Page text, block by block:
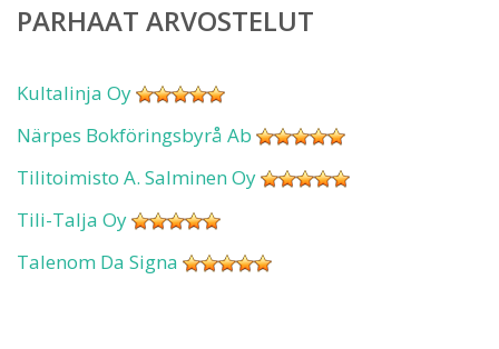
PARHAAT ARVOSTELUT
Kultalinja Oy
Närpes Bokföringsbyrå Ab
Tilitoimisto A. Salminen Oy
Tili-Talja Oy
Talenom Da Signa